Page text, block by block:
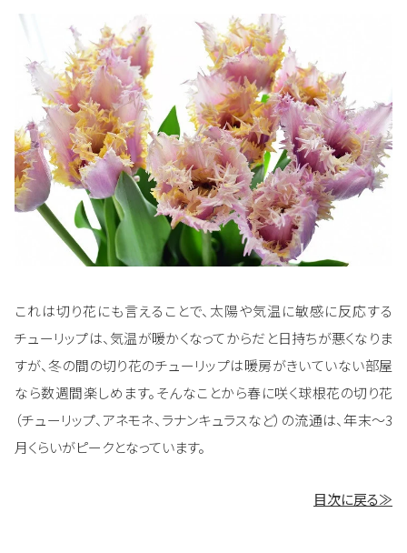
これは切り花にも言えることで、太陽や気温に敏感に反応する
チューリップは、気温が暖かくなってからだと日持ちが悪くなりま
すが、冬の間の切り花のチューリップは暖房がきいていない部屋
なら数週間楽しめます。そんなことから春に咲く球根花の切り花
（チューリップ、アネモネ、ラナンキュラスなど）の流通は、年末～3
月くらいがピークとなっています。
目次に戻る≫